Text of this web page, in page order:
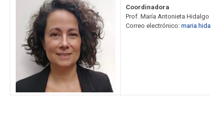
Coordinadora
Prof. María Antonieta Hidalgo
Correo electrónico: